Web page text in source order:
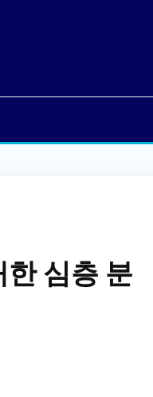
심층 분